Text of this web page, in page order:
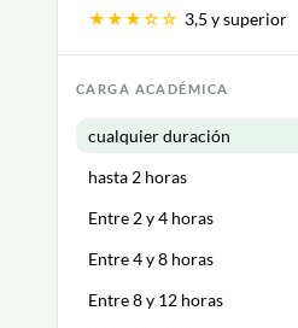
★★★☆☆ 3,5 y superior
CARGA ACADÉMICA
cualquier duración
hasta 2 horas
Entre 2 y 4 horas
Entre 4 y 8 horas
Entre 8 y 12 horas